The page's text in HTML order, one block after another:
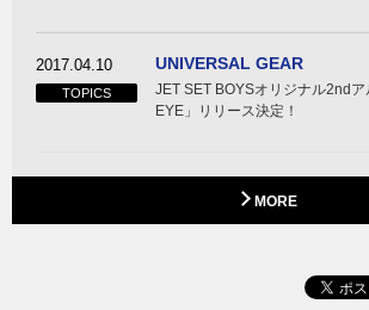
2017.04.10
TOPICS
UNIVERSAL GEAR
JET SET BOYSオリジナル2nd
EYE」リリース決定！
MORE